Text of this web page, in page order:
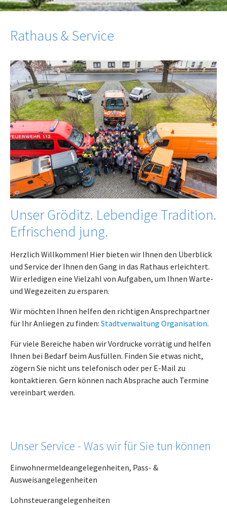
Rathaus & Service
Unser Gröditz. Lebendige Tradition.
Erfrischend jung.
Herzlich Willkommen! Hier bieten wir Ihnen den Überblick
und Service der Ihnen den Gang in das Rathaus erleichtert.
Wir erledigen eine Vielzahl von Aufgaben, um Ihnen Warte-
und Wegezeiten zu ersparen.
Wir möchten Ihnen helfen den richtigen Ansprechpartner
für Ihr Anliegen zu finden: Stadtverwaltung Organisation.
Für viele Bereiche haben wir Vordrucke vorrätig und helfen
Ihnen bei Bedarf beim Ausfüllen. Finden Sie etwas nicht,
zögern Sie nicht uns telefonisch oder per E-Mail zu
kontaktieren. Gern können nach Absprache auch Termine
vereinbart werden.
Unser Service - Was wir für Sie tun können
Einwohnermeldeangelegenheiten, Pass- &
Ausweisangelegenheiten
Lohnsteuerangelegenheiten